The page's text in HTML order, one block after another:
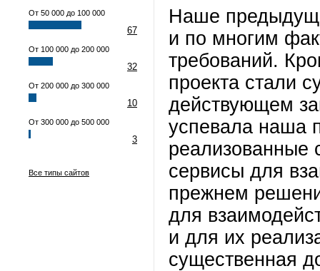
От 50 000 до 100 000
67
От 100 000 до 200 000
32
От 200 000 до 300 000
10
От 300 000 до 500 000
3
Все типы сайтов
Наше
и по многим
требований.
проекта стали
действующем
успевала наша
реализованные
сервисы для
прежнем
для
и для их
существенная